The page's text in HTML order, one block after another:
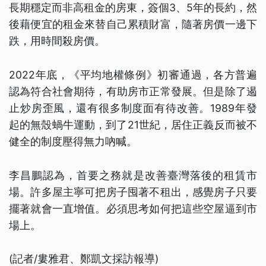
長期穩定而非高租金的房東，簽個3、5年的長約，然
後藉便宜的租金來替自己累積財富，隨著房價一邊下
跌，用時間殺房價。
2022年底，《平均地權條例》初審通過，各方普遍
認為符合社會期待，有助房市正常發展。但是除了遏
止炒房歪風，還有很多制度面有待改善。1989年發
起的無殼蝸牛運動，到了21世紀，居住正義反而被不
健全的制度壓得無力吶喊。
李昌鵬認為，首要之務就是改善臺灣落後的租賃市
場。許多屋主寧可把房子囤著不租出，感覺房子只要
擺著就會一直增值。必須思考如何把這些空屋逼到市
場上。
(記者/婁雅君、鄭凱文採訪報導)